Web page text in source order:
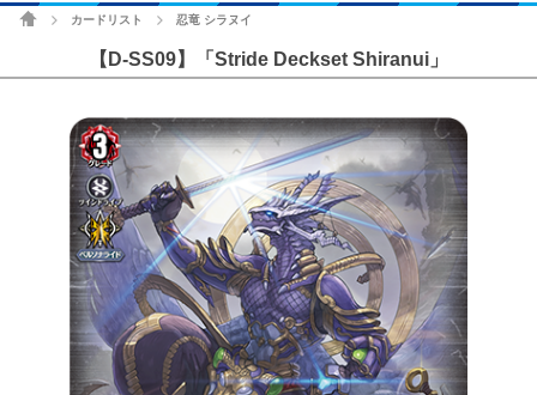
ホームカードリスト 忍竜 シラヌイ
【D-SS09】「Stride Deckset Shiranui」